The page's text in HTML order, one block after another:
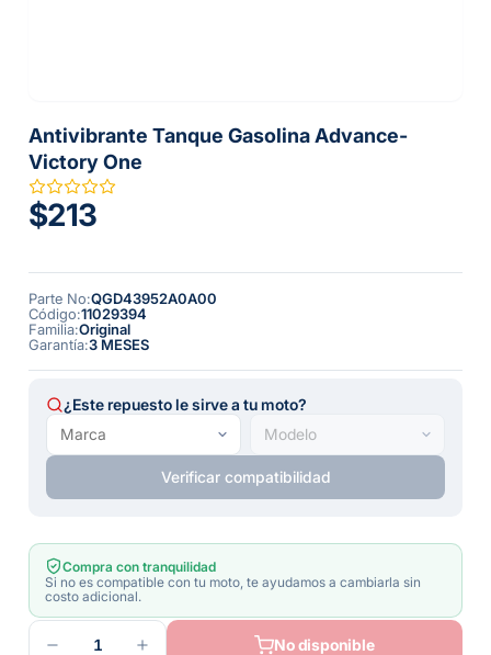
Antivibrante Tanque Gasolina Advance-
Victory One
$213
Parte No:QGD43952A0A00
Código:11029394
Familia:Original
Garantía:3 MESES
¿Este repuesto le sirve a tu moto?
Verificar compatibilidad
Compra con tranquilidad
Si no es compatible con tu moto, te ayudamos a cambiarla sin
costo adicional.
1 No disponible